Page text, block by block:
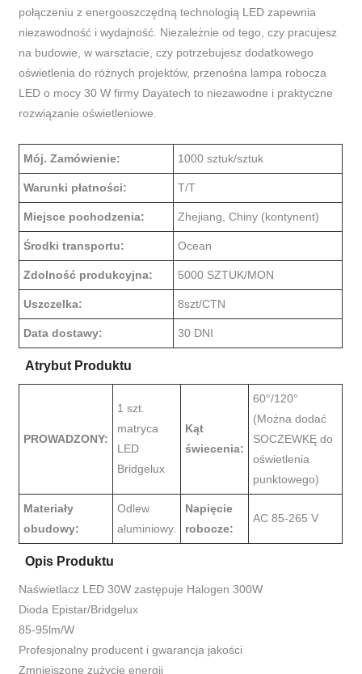
połączeniu z energooszczędną technologią LED zapewnia
niezawodność i wydajność. Niezależnie od tego, czy pracujesz
na budowie, w warsztacie, czy potrzebujesz dodatkowego
oświetlenia do różnych projektów, przenośna lampa robocza
LED o mocy 30 W firmy Dayatech to niezawodne i praktyczne
rozwiązanie oświetleniowe.
Mój. Zamówienie: 1000 sztuk/sztuk
Warunki płatności: T/T
Miejsce pochodzenia: Zhejiang, Chiny (kontynent)
Środki transportu: Ocean
Zdolność produkcyjna: 5000 SZTUK/MON
Uszczelka: 8szt/CTN
Data dostawy: 30 DNI
Atrybut Produktu
PROWADZONY:
1 szt.
matryca
LED
Bridgelux
Kąt
świecenia:
60°/120°
(Można dodać
SOCZEWKĘ do
oświetlenia
punktowego)
Materiały
obudowy:
Odlew
aluminiowy.
Napięcie
robocze:
AC 85-265 V
Opis Produktu
Naświetlacz LED 30W zastępuje Halogen 300W
Dioda Epistar/Bridgelux
85-95lm/W
Profesjonalny producent i gwarancja jakości
Zmniejszone zużycie energii